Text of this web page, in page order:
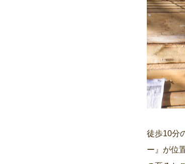
徒歩10分
ー』が位